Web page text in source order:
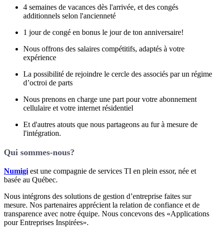
4 semaines de vacances dès l'arrivée, et des congés
additionnels selon l'ancienneté
1 jour de congé en bonus le jour de ton anniversaire!
Nous offrons des salaires compétitifs, adaptés à votre
expérience
La possibilité de rejoindre le cercle des associés par un régime
d’octroi de parts
Nous prenons en charge une part pour votre abonnement
cellulaire et votre internet résidentiel
Et d'autres atouts que nous partageons au fur à mesure de
l'intégration.
Qui sommes-nous?
Numigi est une compagnie de services TI en plein essor, née et
basée au Québec.
Nous intégrons des solutions de gestion d’entreprise faites sur
mesure. Nos partenaires apprécient la relation de confiance et de
transparence avec notre équipe. Nous concevons des «Applications
pour Entreprises Inspirées».